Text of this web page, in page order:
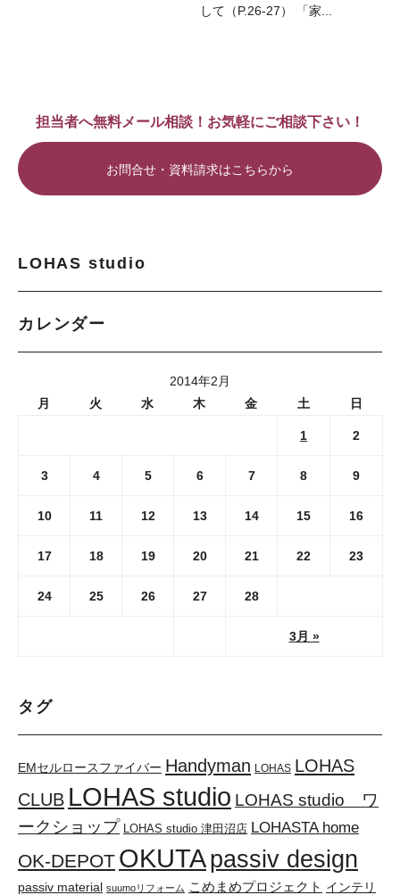
して（P.26-27） 「家...
担当者へ無料メール相談！お気軽にご相談下さい！
お問合せ・資料請求はこちらから
LOHAS studio
カレンダー
2014年2月
月
火 水 木 金 土 日
3月 »
1 2
3 4 5 6 7 8 9
10 11 12 13 14 15 16
17 18 19 20 21 22 23
24 25 26 27 28
タグ
EMセルロースファイバー Handyman LOHAS LOHAS
CLUB LOHAS studio LOHAS studio ワ
ークショップ LOHAS studio 津田沼店 LOHASTA home
OK-DEPOT OKUTApassiv design
passiv material suumoリフォーム こめまめプロジェクト インテリ